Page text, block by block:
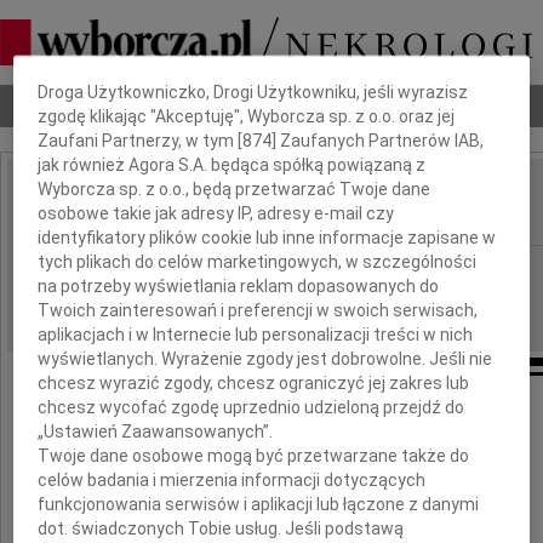
Nekrologi Odeszli Poradnik pogrzebowy
IMIĘ I NAZWISKO: Natasza Pęcherzewska
REGION: Gdańsk
DATA EMISJI: 04.11.2020
że 30 października 2020 roku odeszła
z naszego świata Córka
Dbamy o Twoją prywatność
Droga Użytkowniczko, Drogi Użytkowniku, jeśli wyrazisz
zgodę klikając "Akceptuję", Wyborcza sp. z o.o. oraz jej
Zaufani Partnerzy, w tym [874] Zaufanych Partnerów IAB,
jak również Agora S.A. będąca spółką powiązaną z
Wyborcza sp. z o.o., będą przetwarzać Twoje dane
osobowe takie jak adresy IP, adresy e-mail czy
identyfikatory plików cookie lub inne informacje zapisane w
tych plikach do celów marketingowych, w szczególności
na potrzeby wyświetlania reklam dopasowanych do
Twoich zainteresowań i preferencji w swoich serwisach,
aplikacjach i w Internecie lub personalizacji treści w nich
wyświetlanych. Wyrażenie zgody jest dobrowolne. Jeśli nie
chcesz wyrazić zgody, chcesz ograniczyć jej zakres lub
chcesz wycofać zgodę uprzednio udzieloną przejdź do
„Ustawień Zaawansowanych”.
Twoje dane osobowe mogą być przetwarzane także do
celów badania i mierzenia informacji dotyczących
funkcjonowania serwisów i aplikacji lub łączone z danymi
dot. świadczonych Tobie usług. Jeśli podstawą